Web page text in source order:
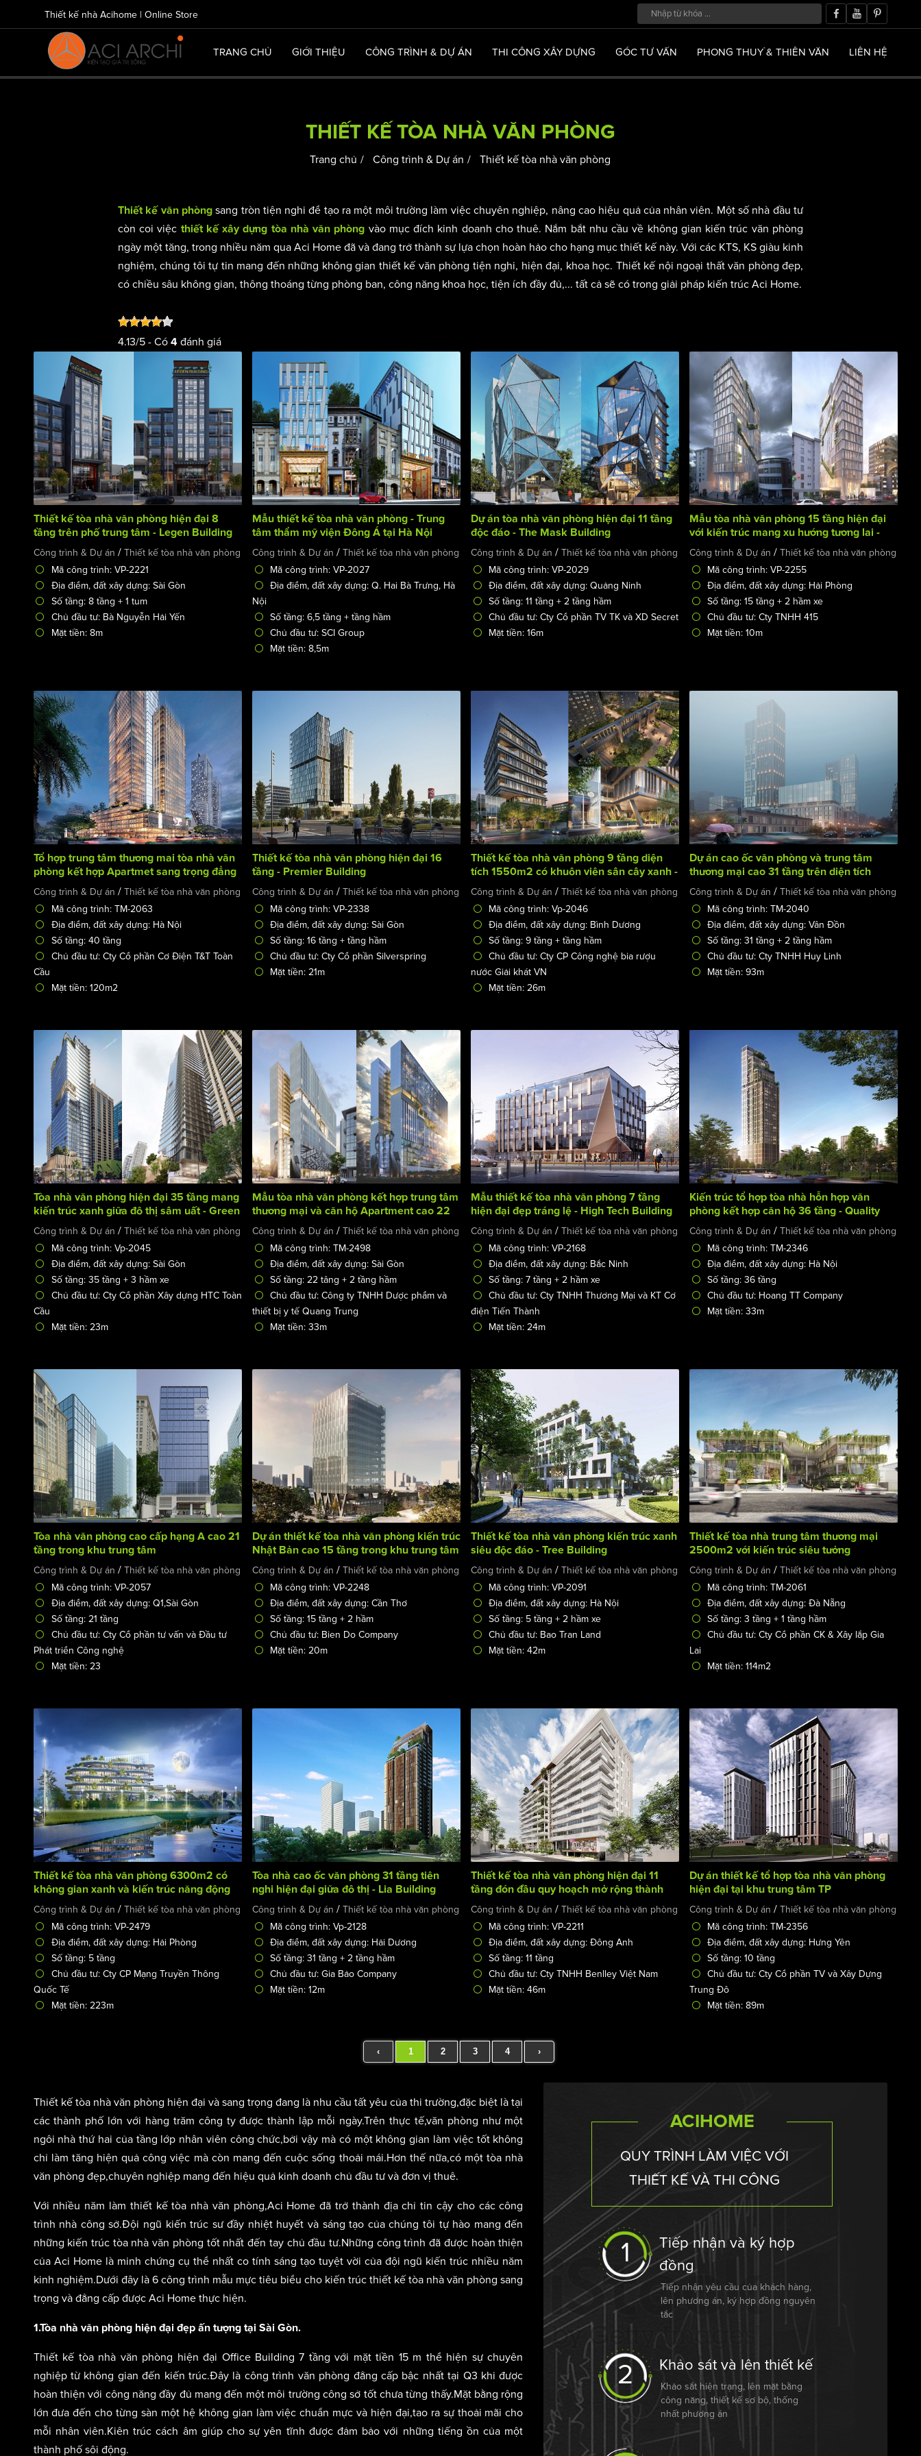
Thiết kế nhà Acihome | Online Store
TRANG CHỦ GIỚI THIỆU CÔNG TRÌNH & DỰ ÁN THI CÔNG XÂY DỰNG GÓC TƯ VẤN PHONG THUỶ & THIÊN VĂN LIÊN HỆ
THIẾT KẾ TÒA NHÀ VĂN PHÒNG
Trang chủ Công trình & Dự án Thiết kế tòa nhà văn phòng
Thiết kế văn phòngsang tròn tiện nghi để tạo ra một môi trường làm việc chuyên nghiệp, nâng cao hiệu quả của nhân viên. Một số nhà đầu tư
còn coi việc thiết kế xây dựng tòa nhà văn phòng vào mục đích kinh doanh cho thuê. Nắm bắt nhu cầu về không gian kiến trúc văn phòng
ngày một tăng, trong nhiều năm qua Aci Home đã và đang trở thành sự lựa chọn hoàn hảo cho hạng mục thiết kế này. Với các KTS, KS giàu kinh
nghiệm, chúng tôi tự tin mang đến những không gian thiết kế văn phòng tiện nghi, hiện đại, khoa học. Thiết kế nội ngoại thất văn phòng đẹp,
có chiều sâu không gian, thông thoáng từng phòng ban, công năng khoa học, tiện ích đầy đủ,... tất cả sẽ có trong giải pháp kiến trúc Aci Home.
4.13/5- Có 4đánh giá
Thiết kế tòa nhà văn phòng hiện đại 8
tầng trên phố trung tâm - Legen Building
Công trình & Dự án / Thiết kế tòa nhà văn phòng
Mã công trình: VP-2221
Địa điểm, đất xây dựng: Sài Gòn
Số tầng: 8 tầng + 1 tum
Chủ đầu tư: Bà Nguyễn Hải Yến
Mặt tiền: 8m
Mẫu thiết kế tòa nhà văn phòng - Trung
tâm thẩm mỹ viện Đông Á tại Hà Nội
Công trình & Dự án / Thiết kế tòa nhà văn phòng
Mã công trình: VP-2027
Địa điểm, đất xây dựng: Q. Hai Bà Trưng, Hà
Nội
Số tầng: 6,5 tầng + tầng hầm
Chủ đầu tư: SCI Group
Mặt tiền: 8,5m
Dự án tòa nhà văn phòng hiện đại 11 tầng
độc đáo - The Mask Building
Công trình & Dự án / Thiết kế tòa nhà văn phòng
Mã công trình: VP-2029
Địa điểm, đất xây dựng: Quảng Ninh
Số tầng: 11 tầng + 2 tầng hầm
Chủ đầu tư: Cty Cổ phần TV TK và XD Secret
Mặt tiền: 16m
Mẫu tòa nhà văn phòng 15 tầng hiện đại
với kiến trúc mang xu hướng tương lai -
Future Building
Công trình & Dự án /Thiết kế tòa nhà văn phòng
Mã công trình: VP-2255
Địa điểm, đất xây dựng: Hải Phòng
Số tầng: 15 tầng + 2 hầm xe
Chủ đầu tư: Cty TNHH 415
Mặt tiền: 10m
Tổ hợp trung tâm thương mai tòa nhà văn
phòng kết hợp Apartmet sang trọng đẳng
cấp rộng 24000m2 - Uni Park Center
Công trình & Dự án / Thiết kế tòa nhà văn phòng
Mã công trình: TM-2063
Địa điểm, đất xây dựng: Hà Nội
Số tầng: 40 tầng
Chủ đầu tư: Cty Cổ phần Cơ Điện T&T Toàn
Cầu
Mặt tiền: 120m2
Thiết kế tòa nhà văn phòng hiện đại 16
tầng - Premier Building
Công trình & Dự án / Thiết kế tòa nhà văn phòng
Mã công trình: VP-2338
Địa điểm, đất xây dựng: Sài Gòn
Số tầng: 16 tầng + tầng hầm
Chủ đầu tư: Cty Cổ phần Silverspring
Mặt tiền: 21m
Thiết kế tòa nhà văn phòng 9 tầng diện
tích 1550m2 có khuôn viên sân cây xanh -
Green Building
Công trình & Dự án / Thiết kế tòa nhà văn phòng
Mã công trình: Vp-2046
Địa điểm, đất xây dựng: Bình Dương
Số tầng: 9 tầng + tầng hầm
Chủ đầu tư: Cty CP Công nghệ bia rượu
nước Giải khát VN
Mặt tiền: 26m
Dự án cao ốc văn phòng và trung tâm
thương mại cao 31 tầng trên diện tích
3000m2
Công trình & Dự án /Thiết kế tòa nhà văn phòng
Mã công trình: TM-2040
Địa điểm, đất xây dựng: Vân Đồn
Số tầng: 31 tầng + 2 tầng hầm
Chủ đầu tư: Cty TNHH Huy Linh
Mặt tiền: 93m
Tòa nhà văn phòng hiện đại 35 tầng mang
kiến trúc xanh giữa đô thị sâm uất - Green
Life Building
Công trình & Dự án / Thiết kế tòa nhà văn phòng
Mã công trình: Vp-2045
Địa điểm, đất xây dựng: Sài Gòn
Số tầng: 35 tầng + 3 hầm xe
Chủ đầu tư: Cty Cổ phần Xây dựng HTC Toàn
Cầu
Mặt tiền: 23m
Mẫu tòa nhà văn phòng kết hợp trung tâm
thương mại và căn hộ Apartment cao 22
tầng - I2 Building
Công trình & Dự án / Thiết kế tòa nhà văn phòng
Mã công trình: TM-2498
Địa điểm, đất xây dựng: Sài Gòn
Số tầng: 22 tâng + 2 tầng hầm
Chủ đầu tư: Công ty TNHH Dược phẩm và
thiết bị y tế Quang Trung
Mặt tiền: 33m
Mẫu thiết kế tòa nhà văn phòng 7 tầng
hiện đại đẹp tráng lệ - High Tech Building
Công trình & Dự án / Thiết kế tòa nhà văn phòng
Mã công trình: VP-2168
Địa điểm, đất xây dựng: Bắc Ninh
Số tầng: 7 tầng + 2 hầm xe
Chủ đầu tư: Cty TNHH Thương Mại và KT Cơ
điện Tiến Thành
Mặt tiền: 24m
Kiến trúc tổ hợp tòa nhà hỗn hợp văn
phòng kết hợp căn hộ 36 tầng - Quality
Building
Công trình & Dự án /Thiết kế tòa nhà văn phòng
Mã công trình: TM-2346
Địa điểm, đất xây dựng: Hà Nội
Số tầng: 36 tầng
Chủ đầu tư: Hoang TT Company
Mặt tiền: 33m
Tòa nhà văn phòng cao cấp hạng A cao 21
tầng trong khu trung tâm
Công trình & Dự án / Thiết kế tòa nhà văn phòng
Mã công trình: VP-2057
Địa điểm, đất xây dựng: Q1,Sài Gòn
Số tầng: 21 tầng
Chủ đầu tư: Cty Cổ phần tư vấn và Đầu tư
Phát triển Công nghệ
Mặt tiền: 23
Dự án thiết kế tòa nhà văn phòng kiến trúc
Nhật Bản cao 15 tầng trong khu trung tâm
thành phố - The Future Building
Công trình & Dự án / Thiết kế tòa nhà văn phòng
Mã công trình: VP-2248
Địa điểm, đất xây dựng: Cần Thơ
Số tầng: 15 tầng + 2 hầm
Chủ đầu tư: Bien Do Company
Mặt tiền: 20m
Thiết kế tòa nhà văn phòng kiến trúc xanh
siêu độc đáo - Tree Building
Công trình & Dự án / Thiết kế tòa nhà văn phòng
Mã công trình: VP-2091
Địa điểm, đất xây dựng: Hà Nội
Số tầng: 5 tầng + 2 hầm xe
Chủ đầu tư: Bao Tran Land
Mặt tiền: 42m
Thiết kế tòa nhà trung tâm thương mại
2500m2 với kiến trúc siêu tưởng
Công trình & Dự án /Thiết kế tòa nhà văn phòng
Mã công trình: TM-2061
Địa điểm, đất xây dựng: Đà Nẵng
Số tầng: 3 tầng + 1 tầng hầm
Chủ đầu tư: Cty Cổ phần CK & Xây lắp Gia
Lai
Mặt tiền: 114m2
Thiết kế tòa nhà văn phòng 6300m2 có
không gian xanh và kiến trúc năng động
hiện đại - Green Office Building
Công trình & Dự án / Thiết kế tòa nhà văn phòng
Mã công trình: VP-2479
Địa điểm, đất xây dựng: Hải Phòng
Số tầng: 5 tầng
Chủ đầu tư: Cty CP Mạng Truyền Thông
Quốc Tế
Mặt tiền: 223m
Tòa nhà cao ốc văn phòng 31 tầng tiên
nghi hiện đại giữa đô thị - Lia Building
Công trình & Dự án / Thiết kế tòa nhà văn phòng
Mã công trình: Vp-2128
Địa điểm, đất xây dựng: Hải Dương
Số tầng: 31 tầng + 2 tầng hầm
Chủ đầu tư: Gia Bảo Company
Mặt tiền: 12m
Thiết kế tòa nhà văn phòng hiện đại 11
tầng đón đầu quy hoạch mở rộng thành
phố
Công trình & Dự án / Thiết kế tòa nhà văn phòng
Mã công trình: VP-2211
Địa điểm, đất xây dựng: Đông Anh
Số tầng: 11 tầng
Chủ đầu tư: Cty TNHH Benlley Việt Nam
Mặt tiền: 46m
Dự án thiết kế tổ hợp tòa nhà văn phòng
hiện đại tại khu trung tâm TP
Công trình & Dự án /Thiết kế tòa nhà văn phòng
Mã công trình: TM-2356
Địa điểm, đất xây dựng: Hưng Yên
Số tầng: 10 tầng
Chủ đầu tư: Cty Cổ phần TV và Xây Dựng
Trung Đô
Mặt tiền: 89m
‹ 1 2 3 4 ›
Thiết kế tòa nhà văn phòng hiện đại và sang trọng đang là nhu cầu tất yêu của thi trường,đặc biệt là tại
các thành phố lớn với hàng trăm công ty được thành lập mỗi ngày.Trên thực tế,văn phòng như một
ngôi nhà thứ hai của tầng lớp nhân viên công chức,bởi vậy mà có một không gian làm việc tốt không
chỉ làm tăng hiện quả công việc mà còn mang đến cuộc sống thoải mái.Hơn thế nữa,có một tòa nhà
văn phòng đẹp,chuyên nghiệp mang đến hiệu quả kinh doanh chủ đầu tư và đơn vị thuê.
Với nhiều năm làm thiết kế tòa nhà văn phòng,Aci Home đã trở thành địa chỉ tin cậy cho các công
trình nhà công sở.Đội ngũ kiến trúc sư đầy nhiệt huyết và sáng tạo của chúng tôi tự hào mang đến
những kiến trúc tòa nhà văn phòng tốt nhất đến tay chủ đầu tư.Những công trình đã được hoàn thiện
của Aci Home là minh chứng cụ thể nhất co tính sáng tạo tuyệt vời của đội ngũ kiến trúc nhiều năm
kinh nghiệm.Dưới đây là 6 công trình mẫu mực tiêu biểu cho kiến trúc thiết kế tòa nhà văn phòng sang
trọng và đẳng cấp được Aci Home thực hiện.
1.Tòa nhà văn phòng hiện đại đẹp ấn tượng tại Sài Gòn.
Thiết kế tòa nhà văn phòng hiện đại Office Building 7 tầng với mặt tiền 15 m thể hiện sự chuyên
nghiệp từ không gian đến kiến trúc.Đây là công trình văn phòng đẳng cấp bậc nhất tại Q3 khi được
hoàn thiện với công năng đầy đủ mang đến một môi trường công sở tốt chưa từng thấy.Mặt bằng rộng
lớn đưa đến cho từng sàn một hệ không gian làm việc chuẩn mực và hiện đại,tao ra sự thoải mãi cho
mỗi nhân viên.Kiên trúc cách âm giúp cho sự yên tĩnh được đảm bảo với những tiếng ồn của một
thành phố sôi động.
ACIHOME
QUY TRÌNH LÀM VIỆC VỚI
THIẾT KẾ VÀ THI CÔNG
1
Tiếp nhận và ký hợp
đồng
Tiếp nhận yêu cầu của khách hàng,
lên phương án, ký hợp đồng nguyên
tắc
2 Khảo sát và lên thiết kế
Khảo sắt hiện trạng, lên mặt bằng
công năng, thiết kế sơ bộ, thống
nhất phương án